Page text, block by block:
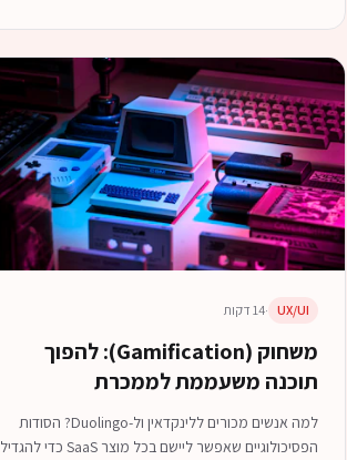
UX/UI
·14 דקות
משחוק (Gamification): להפוך
תוכנה משעממת לממכרת
למה אנשים מכורים ללינקדאין ול-Duolingo? הסודות
הפסיכולוגיים שאפשר ליישם בכל מוצר SaaS כדי להגדיל